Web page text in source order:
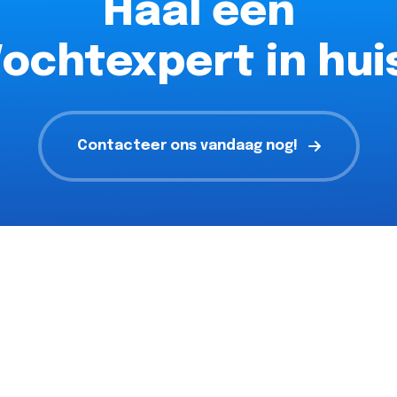
Haal een
in
Contacteer ons vandaag nog!